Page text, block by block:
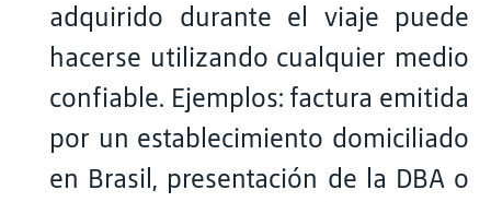
adquirido durante el viaje puede
hacerse utilizando cualquier medio
confiable. Ejemplos: factura emitida
por un establecimiento domiciliado
en Brasil, presentación de la DBA o